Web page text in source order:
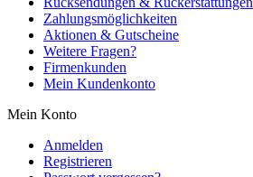
Zahlungsmöglichkeiten
Aktionen & Gutscheine
Weitere Fragen?
Firmenkunden
Mein Kundenkonto
Mein Konto
Anmelden
Registrieren